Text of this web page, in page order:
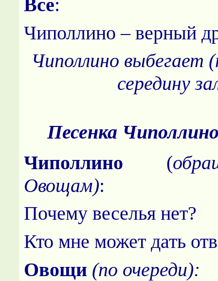
Все:
Чиполлино – верный
Чиполлино выбегает
середину
Песенка
Чиполлино (
Овощам):
Почему веселья нет?
Кто мне может дать
Овощи (по очереди):